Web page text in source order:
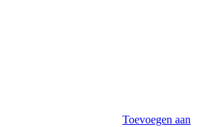
Toevoegen aan